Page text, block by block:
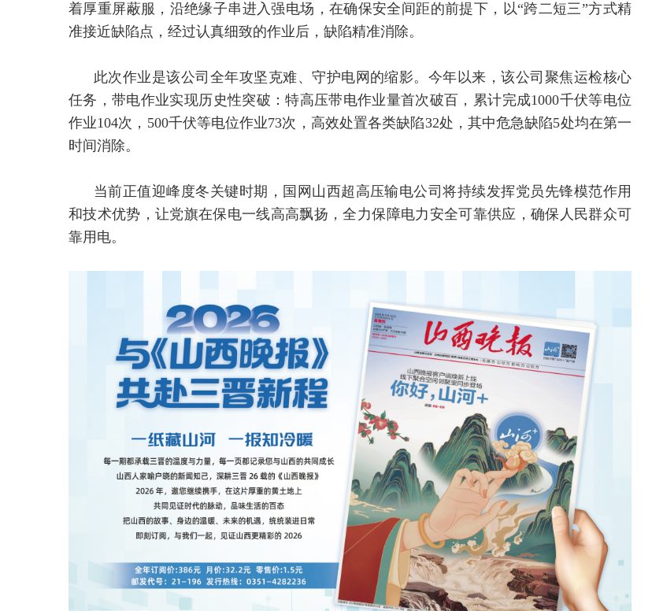
着厚重屏蔽服，沿绝缘子串进入强电场，在确保安全间距的前提下，以“跨二短三”方式精
准接近缺陷点，经过认真细致的作业后，缺陷精准消除。
此次作业是该公司全年攻坚克难、守护电网的缩影。今年以来，该公司聚焦运检核心
任务，带电作业实现历史性突破：特高压带电作业量首次破百，累计完成1000千伏等电位
作业104次，500千伏等电位作业73次，高效处置各类缺陷32处，其中危急缺陷5处均在第一
时间消除。
当前正值迎峰度冬关键时期，国网山西超高压输电公司将持续发挥党员先锋模范作用
和技术优势，让党旗在保电一线高高飘扬，全力保障电力安全可靠供应，确保人民群众可
靠用电。